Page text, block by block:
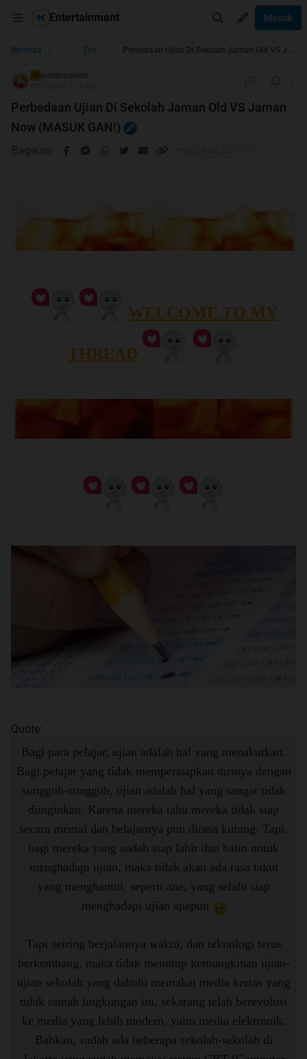
Entertainment Masuk
Beranda ... The Lounge
TS estehmanish
Perbedaan Ujian Di Sekolah Jaman Old VS Jaman
Now (MASUK GAN!)
Bagikan
WELCOME TO MY
THREAD
Quote:
Bagi para pelajar, ujian adalah hal yang menakutkan.
Bagi pelajar yang tidak mempersiapkan dirinya dengan
sungguh-sungguh, ujian adalah hal yang sangat tidak
diinginkan. Karena mereka tahu mereka tidak siap
secara mental dan belajarnya pun dirasa kurang. Tapi,
bagi mereka yang sudah siap lahir dan batin untuk
menghadapi ujian, maka tidak akan ada rasa takut
yang menghantui, seperti ane, yang selalu siap
menghadapi ujian apapun
Tapi seiring berjalannya waktu, dan teknologi terus
berkembang, maka tidak menutup kemungkinan ujian-
ujian sekolah yang dahulu memakai media kertas yang
tidak ramah lingkungan itu, sekarang telah berevolusi
ke media yang lebih modern, yaitu media elektronik.
Bahkan, sudah ada beberapa sekolah-sekolah di